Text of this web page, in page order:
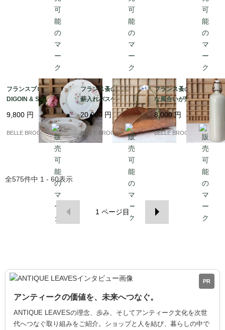
フランスブロカント★
DIGOIN & SARREGUE
MINES お皿7枚｜フラ
ンス発送（到着まで2-3
9,800 円
BELLE BROCANTE
フランス蚤の市★銅製
薪入れバスケット｜フ
ランス発送（到着まで2
-3週間）
20,000 円
BELLE BROCANTE
フランス蚤の市★素朴
な風合いが魅力のアン
ティーク陶器瓶｜フラ
ンス発送（到着まで2-3
週間）
8,000円
BELLE BROCANTE
全575件中 1 - 60表示
1 ページ目
PR
アンティークの価値を、未来へつなぐ。
ANTIQUE LEAVESの理念、歩み、そしてアンティーク文化を次世
代へつなぐ取り組みをご紹介。ショップと人を結び、暮らしの中で